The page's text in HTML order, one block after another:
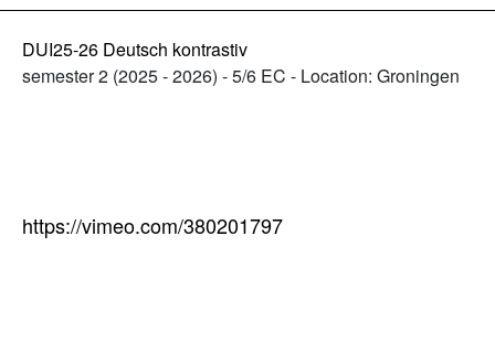
DUI25-26 Deutsch kontrastiv
semester 2 (2025 - 2026) - 5/6 EC - Location: Groningen
https://vimeo.com/380201797